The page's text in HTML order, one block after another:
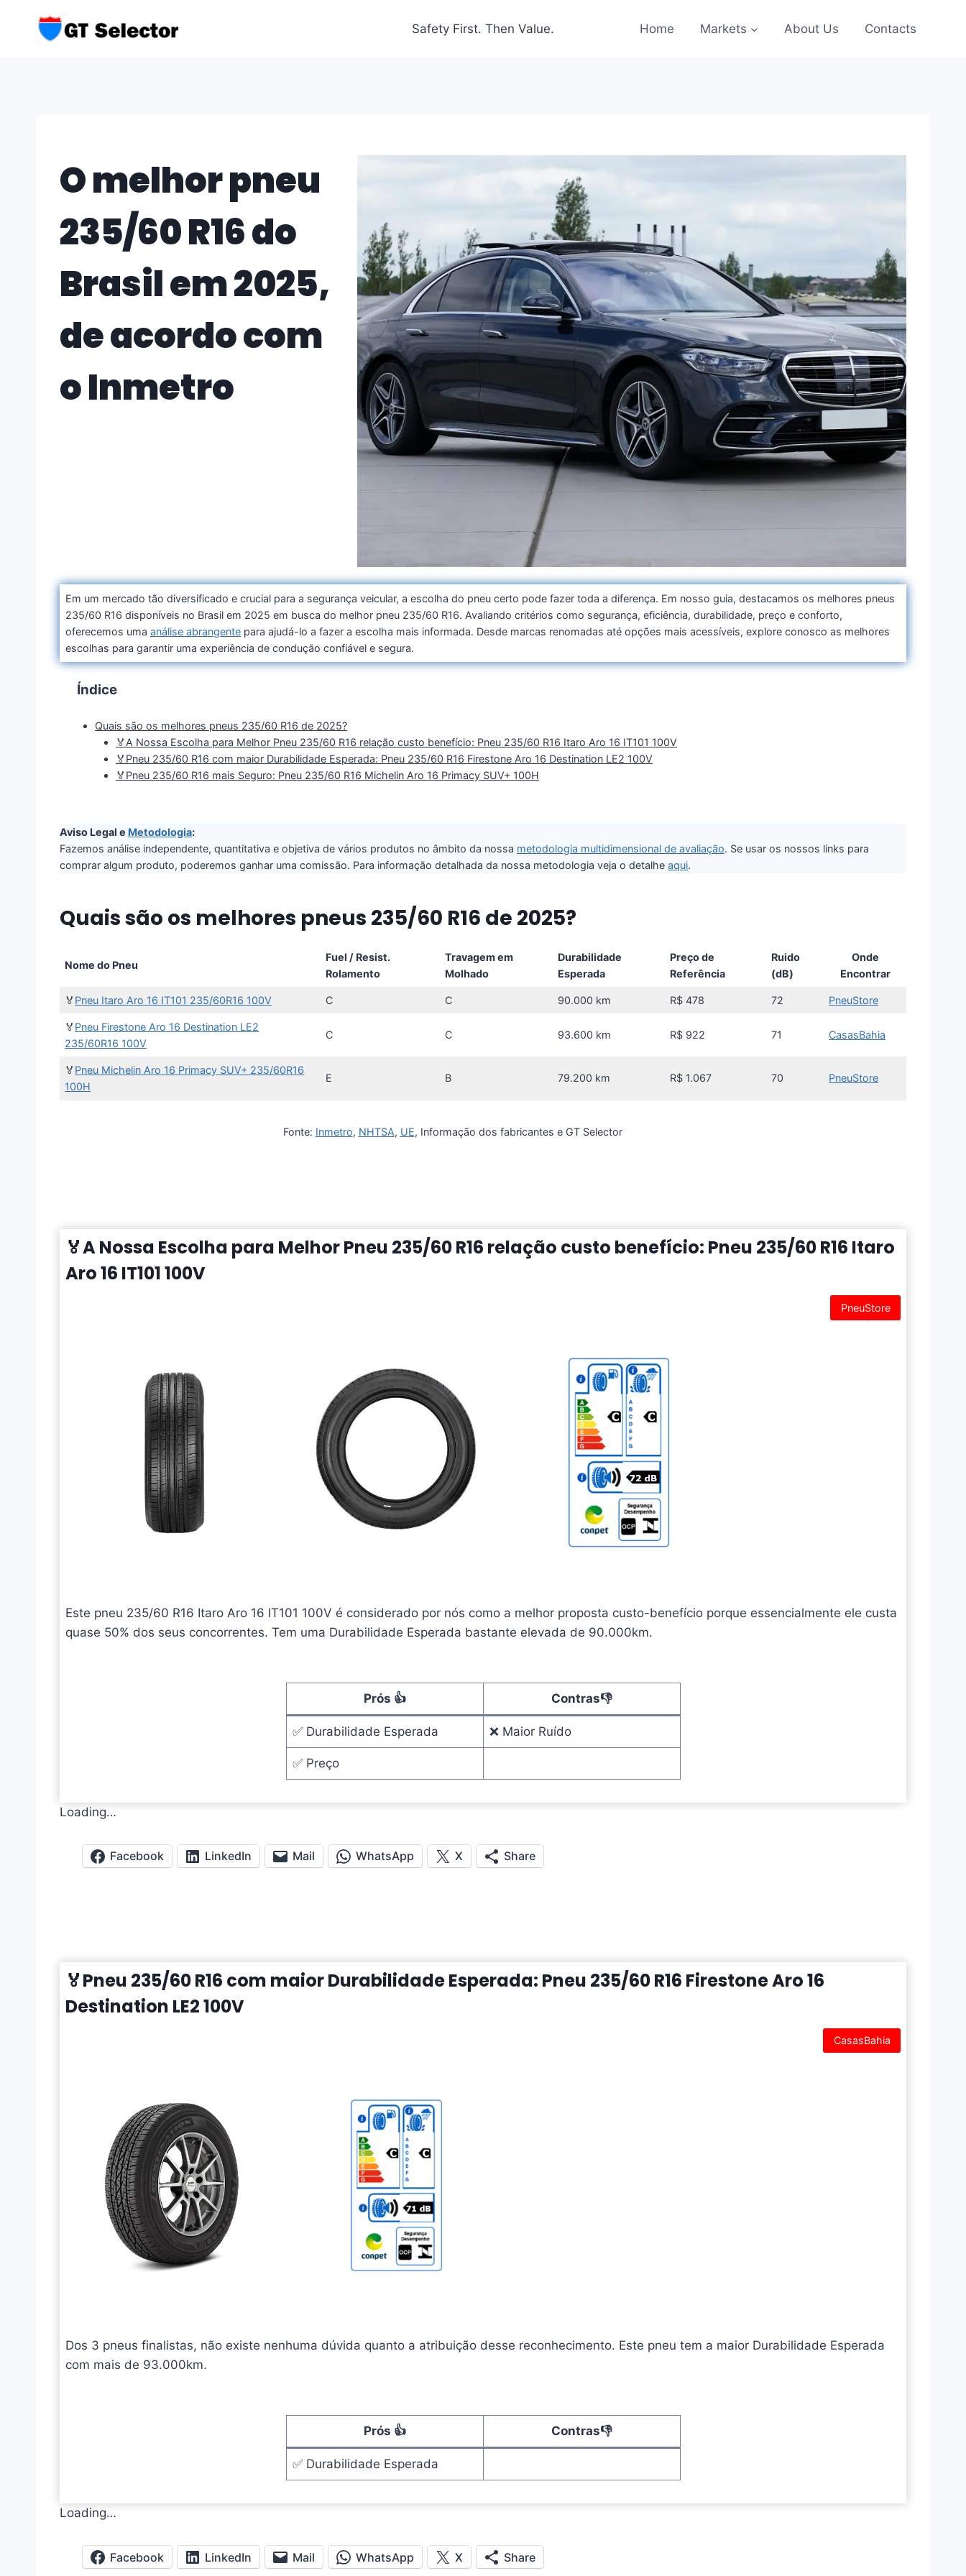
Safety First. Then Value. Home Markets About Us Contacts
O melhor pneu
235/60 R16 do
Brasil em 2025,
de acordo com
o Inmetro
Em um mercado tão diversificado e crucial para a segurança veicular, a escolha do pneu certo pode fazer toda a diferença. Em nosso guia, destacamos os melhores pneus
235/60 R16 disponíveis no Brasil em 2025 em busca do melhor pneu 235/60 R16. Avaliando critérios como segurança, eficiência, durabilidade, preço e conforto,
oferecemos uma análise abrangente para ajudá-lo a fazer a escolha mais informada. Desde marcas renomadas até opções mais acessíveis, explore conosco as melhores
escolhas para garantir uma experiência de condução confiável e segura.
Índice
Quais são os melhores pneus 235/60 R16 de 2025?
🏅A Nossa Escolha para Melhor Pneu 235/60 R16 relação custo benefício: Pneu 235/60 R16 Itaro Aro 16 IT101 100V
🏅Pneu 235/60 R16 com maior Durabilidade Esperada: Pneu 235/60 R16 Firestone Aro 16 Destination LE2 100V
🏅Pneu 235/60 R16 mais Seguro: Pneu 235/60 R16 Michelin Aro 16 Primacy SUV+ 100H
Aviso Legal e Metodologia:
Fazemos análise independente, quantitativa e objetiva de vários produtos no âmbito da nossa metodologia multidimensional de avaliação. Se usar os nossos links para
comprar algum produto, poderemos ganhar uma comissão. Para informação detalhada da nossa metodologia veja o detalhe aqui.
Quais são os melhores pneus 235/60 R16 de 2025?
Nome do Pneu
Fuel / Resist.
Rolamento
Travagem em
Molhado
Durabilidade
Esperada
Preço de
Referência
Ruido
(dB)
Onde
Encontrar
🏅 Pneu Itaro Aro 16 IT101 235/60R16 100V C C 90.000 km R$ 478 72 PneuStore
🏅 Pneu Firestone Aro 16 Destination LE2
235/60R16 100V
C C 93.600 km R$ 922 71 CasasBahia
🏅 Pneu Michelin Aro 16 Primacy SUV+ 235/60R16
100H
E B 79.200 km R$ 1.067 70 PneuStore
Fonte: Inmetro, NHTSA, UE, Informação dos fabricantes e GT Selector
🏅A Nossa Escolha para Melhor Pneu 235/60 R16 relação custo benefício: Pneu 235/60 R16 Itaro
Aro 16 IT101 100V
PneuStore
Este pneu 235/60 R16 Itaro Aro 16 IT101 100V é considerado por nós como a melhor proposta custo-benefício porque essencialmente ele custa
quase 50% dos seus concorrentes. Tem uma Durabilidade Esperada bastante elevada de 90.000km.
Prós 👍 Contras👎
✅ Durabilidade Esperada ❌ Maior Ruído
✅ Preço
Loading…
Facebook LinkedIn Mail WhatsApp X Share
🏅Pneu 235/60 R16 com maior Durabilidade Esperada: Pneu 235/60 R16 Firestone Aro 16
Destination LE2 100V
CasasBahia
Dos 3 pneus finalistas, não existe nenhuma dúvida quanto a atribuição desse reconhecimento. Este pneu tem a maior Durabilidade Esperada
com mais de 93.000km.
Prós 👍 Contras👎
✅ Durabilidade Esperada
Loading…
Facebook LinkedIn Mail WhatsApp X Share